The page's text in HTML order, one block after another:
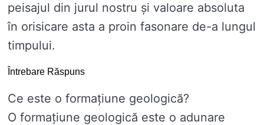
peisajul din jurul nostru și valoare absoluta
în orisicare asta a proin fasonare de-a lungul
timpului.
Întrebare Răspuns
Ce este o formațiune geologică?
O formațiune geologică este o adunare